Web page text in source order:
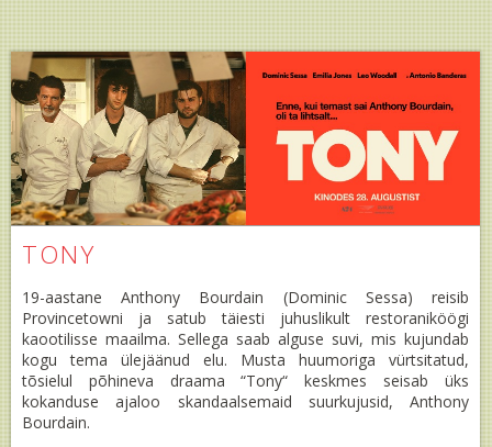
TONY
19-aastane Anthony Bourdain (Dominic Sessa) reisib
Provincetowni ja satub täiesti juhuslikult restoraniköögi
kaootilisse maailma. Sellega saab alguse suvi, mis kujundab
kogu tema ülejäänud elu. Musta huumoriga vürtsitatud,
tõsielul põhineva draama “Tony“ keskmes seisab üks
kokanduse ajaloo skandaalsemaid suurkujusid, Anthony
Bourdain.